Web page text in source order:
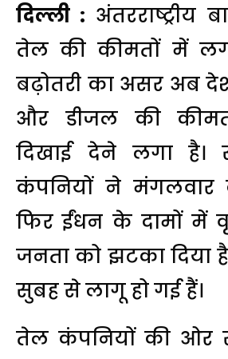
दिल्ली : अंतरराष्ट्रीय
तेल की कीमतों में
बढ़ोतरी का असर अब
और डीजल की
दिखाई देने लगा है।
कंपनियों ने मंगलवार
फिर ईंधन के दामों में
जनता को झटका दिया
सुबह से लागू हो गई हैं।
तेल कंपनियों की ओर से